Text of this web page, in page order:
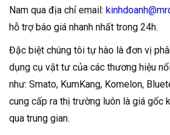
Nam qua địa chỉ email:
hỗ trợ báo giá nhanh nhất trong 24h.
Đặc biệt chúng tôi tự hào là đơn vị
dụng cụ vật tư của các thương hiệu
như: Smato, KumKang, Komelon,
cung cấp ra thị trường luôn là giá gốc
qua trung gian.